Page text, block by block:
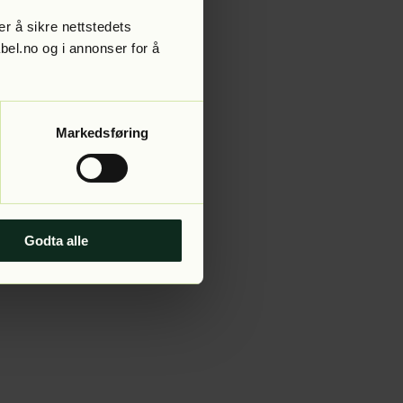
å sikre nettstedets
og i annonser for å
Markedsføring
Godta alle